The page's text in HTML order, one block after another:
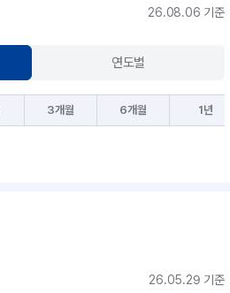
26.08.06 기준
연도별
3개월 6개월 1년
26.05.29 기준